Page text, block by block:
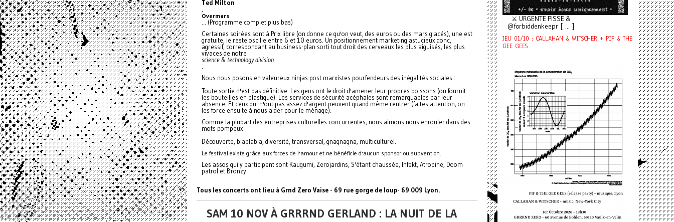
Ted Milton
,
Overmars
... (Programme complet plus bas)
Certaines soirées sont à Prix libre (on donne ce qu'on veut, des euros ou des mars glacés), une est
gratuite, le reste oscille entre 6 et 10 euros. Un positionnement marketing astucieux donc,
agressif, correspondant au business-plan sorti tout droit des cerveaux les plus aiguisés, les plus
vivaces de notre
science & technology division
.
Nous nous posons en valeureux ninjas post marxistes pourfendeurs des inégalités sociales :
Toute sortie n'est pas définitive. Les gens ont le droit d'amener leur propres boissons (on fournit
les bouteilles en plastique). Les services de sécurité acéphales sont remarquables par leur
absence. Et ceux qui n'ont pas assez d'argent peuvent quand même rentrer (faites attention, on
les force ensuite à nous aider pour le ménage).
Comme la plupart des entreprises culturelles concurrentes, nous aimons nous enrouler dans des
mots pompeux
:
Découverte, blablabla, diversité, transversal, gnagnagna, multiculturel.
Le festival existe grâce aux forces de l'amour et ne bénéficie d'aucun sponsor ou subvention.
Les assos qui y participent sont Kaugumi, Zerojardins, S'étant chaussée, Infekt, Atropine, Doom
patrol et Bronzy.
Tous les concerts ont lieu à Grnd Zero Vaise - 69 rue gorge de loup- 69 009 Lyon.
SAM 10 NOV À GRRRND GERLAND : LA NUIT DE LA
⚔️ URGENTE PISSE &
@forbiddenkeepr [ ... ]
JEU 01/10 : CALLAHAN & WITSCHER + PIF & THE
GEE GEES